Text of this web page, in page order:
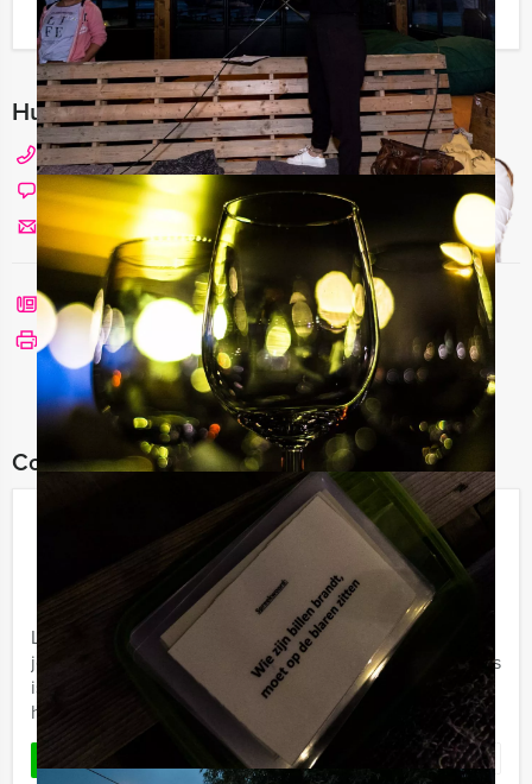
Ik heb een vraag over dit uitje
Hulp nodig bij het kiezen?
020 427 29 09
Chat met Angela
Stuur ons een mailtje
Bel mij terug
Bekijk printbare versie
Combineer dit uitje met:
Lunchcruise op een Sloep in
Amsterdam
Vanaf € 59,50 p.p. excl. BTW
Vanaf 12 personen ‐ 1 uur en 30 minuten
Lekker met je vrienden of collega's op een sloep terwijl
je geniet van een overheerlijke lunch? Bij Mokum Events
is het mogelijk! Geniet van diverse soorten
huisgemaakte ...
Favoriet